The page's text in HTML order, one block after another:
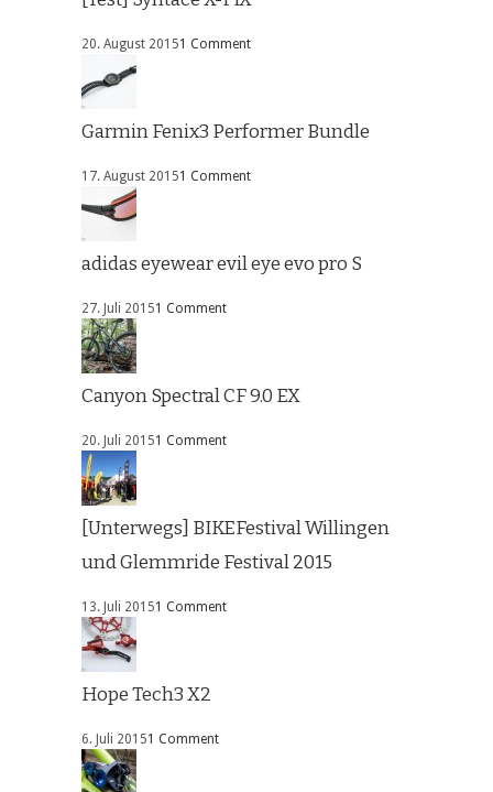
20. August 20151 Comment
Garmin Fenix3 Performer Bundle
17. August 20151 Comment
adidas eyewear evil eye evo pro S
27. Juli 20151 Comment
Canyon Spectral CF 9.0 EX
20. Juli 20151 Comment
[Unterwegs] BIKEFestival Willingen
und Glemmride Festival 2015
13. Juli 20151 Comment
Hope Tech3 X2
6. Juli 20151 Comment